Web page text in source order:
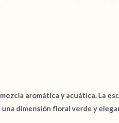
aromática y acuática. La
dimensión floral verde y